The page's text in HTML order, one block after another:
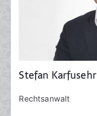
Stefan Karfusehr
Rechtsanwalt